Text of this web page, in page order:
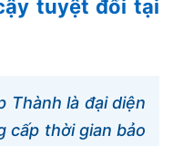
tuyệt đối tại
Thành là đại diện
cấp thời gian bảo